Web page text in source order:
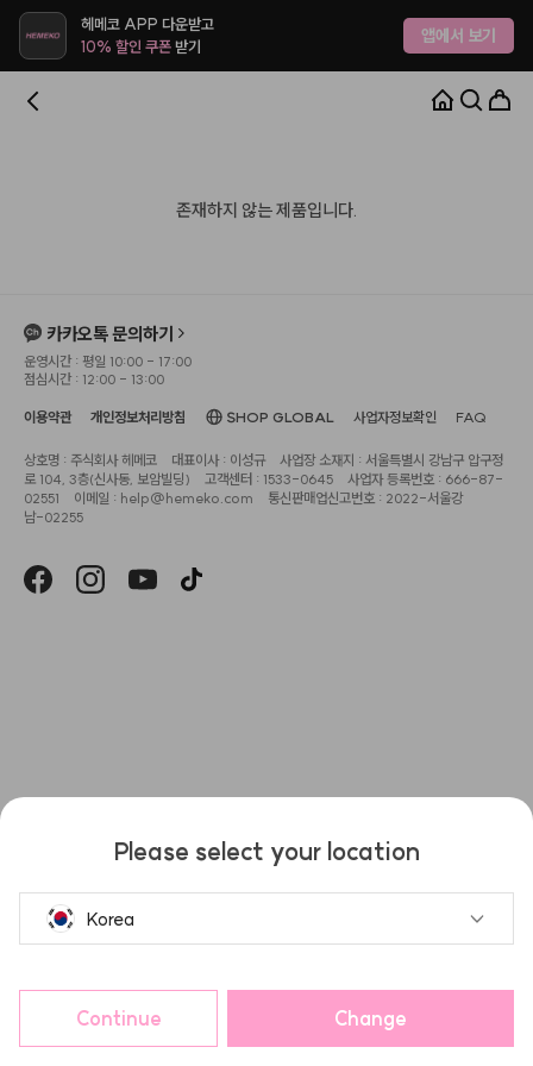
헤메코 APP 다운받고
10% 할인 쿠폰받기 앱에서 보기
존재하지 않는 제품입니다.
카카오톡 문의하기
운영시간 : 평일 10:00 - 17:00
점심시간 : 12:00 - 13:00
이용약관 개인정보처리방침 SHOP GLOBAL 사업자정보확인 FAQ
상호명 : 주식회사 헤메코 대표이사 : 이성규
사업장 소재지 : 서울특별시 강남구 압구정
로 104, 3층(신사동, 보암빌딩)
고객센터 : 1533-0645
사업자 등록번호 : 666-87-
02551
이메일 : help@hemeko.com
통신판매업신고번호 : 2022-서울강
남-02255
Please select your location
Korea
Continue Change